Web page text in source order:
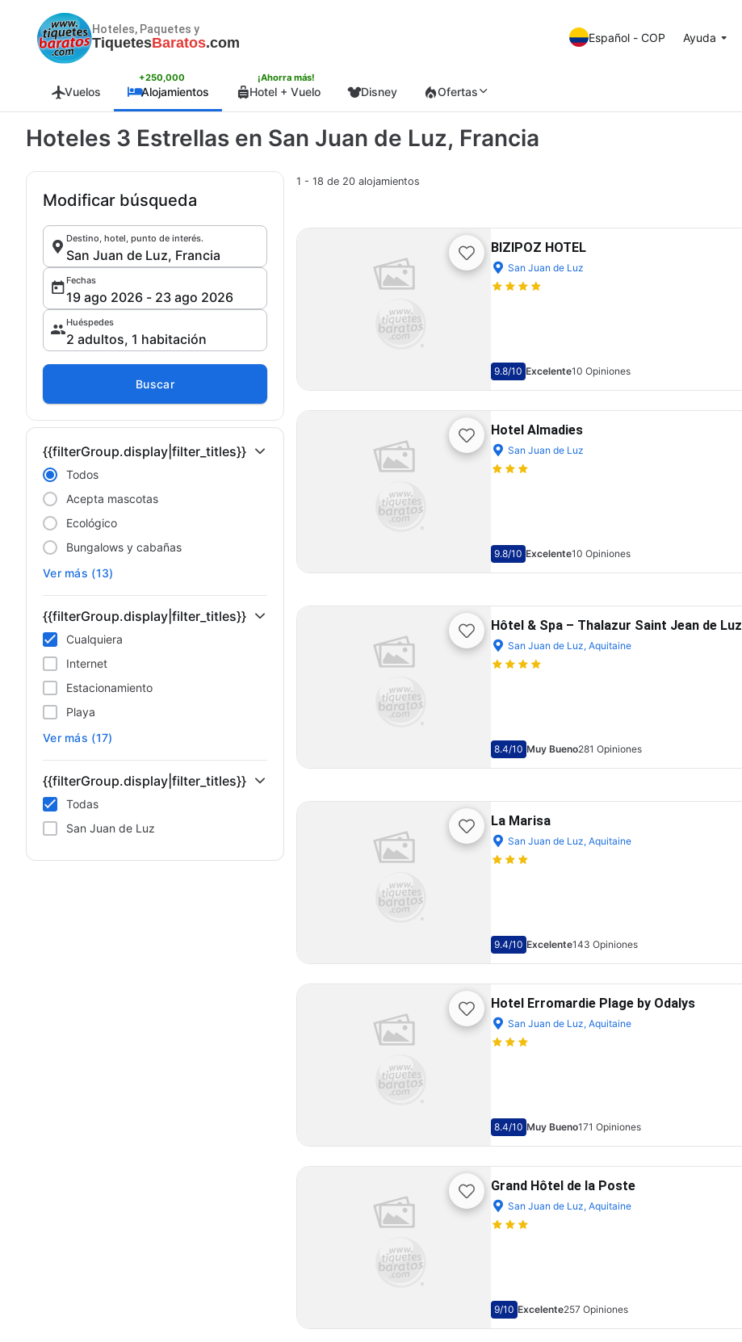
Hoteles, Paquetes y
TiquetesBaratos.com Español - COP Ayuda
Vuelos
+250,000
Alojamientos
¡Ahorra más!
Hotel + Vuelo Disney Ofertas
Hoteles 3 Estrellas en San Juan de Luz, Francia
Modificar búsqueda
Destino, hotel, punto de interés.
Fechas
Huéspedes
Buscar
{{filterGroup.display|filter_titles}}
Todos
Acepta mascotas
Ecológico
Bungalows y cabañas
Ver más (13)
{{filterGroup.display|filter_titles}}
Cualquiera
Internet
Estacionamiento
Playa
Ver más (17)
{{filterGroup.display|filter_titles}}
Todas
San Juan de Luz
1 - 18 de 20 alojamientos
BIZIPOZ HOTEL
San Juan de Luz
9.8/10 Excelente10 Opiniones
Hotel Almadies
San Juan de Luz
9.8/10 Excelente10 Opiniones
Hôtel & Spa – Thalazur Saint Jean de Luz
San Juan de Luz, Aquitaine
8.4/10 Muy Bueno281 Opiniones
La Marisa
San Juan de Luz, Aquitaine
9.4/10 Excelente143 Opiniones
Hotel Erromardie Plage by Odalys
San Juan de Luz, Aquitaine
8.4/10 Muy Bueno171 Opiniones
Grand Hôtel de la Poste
San Juan de Luz, Aquitaine
9/10 Excelente257 Opiniones